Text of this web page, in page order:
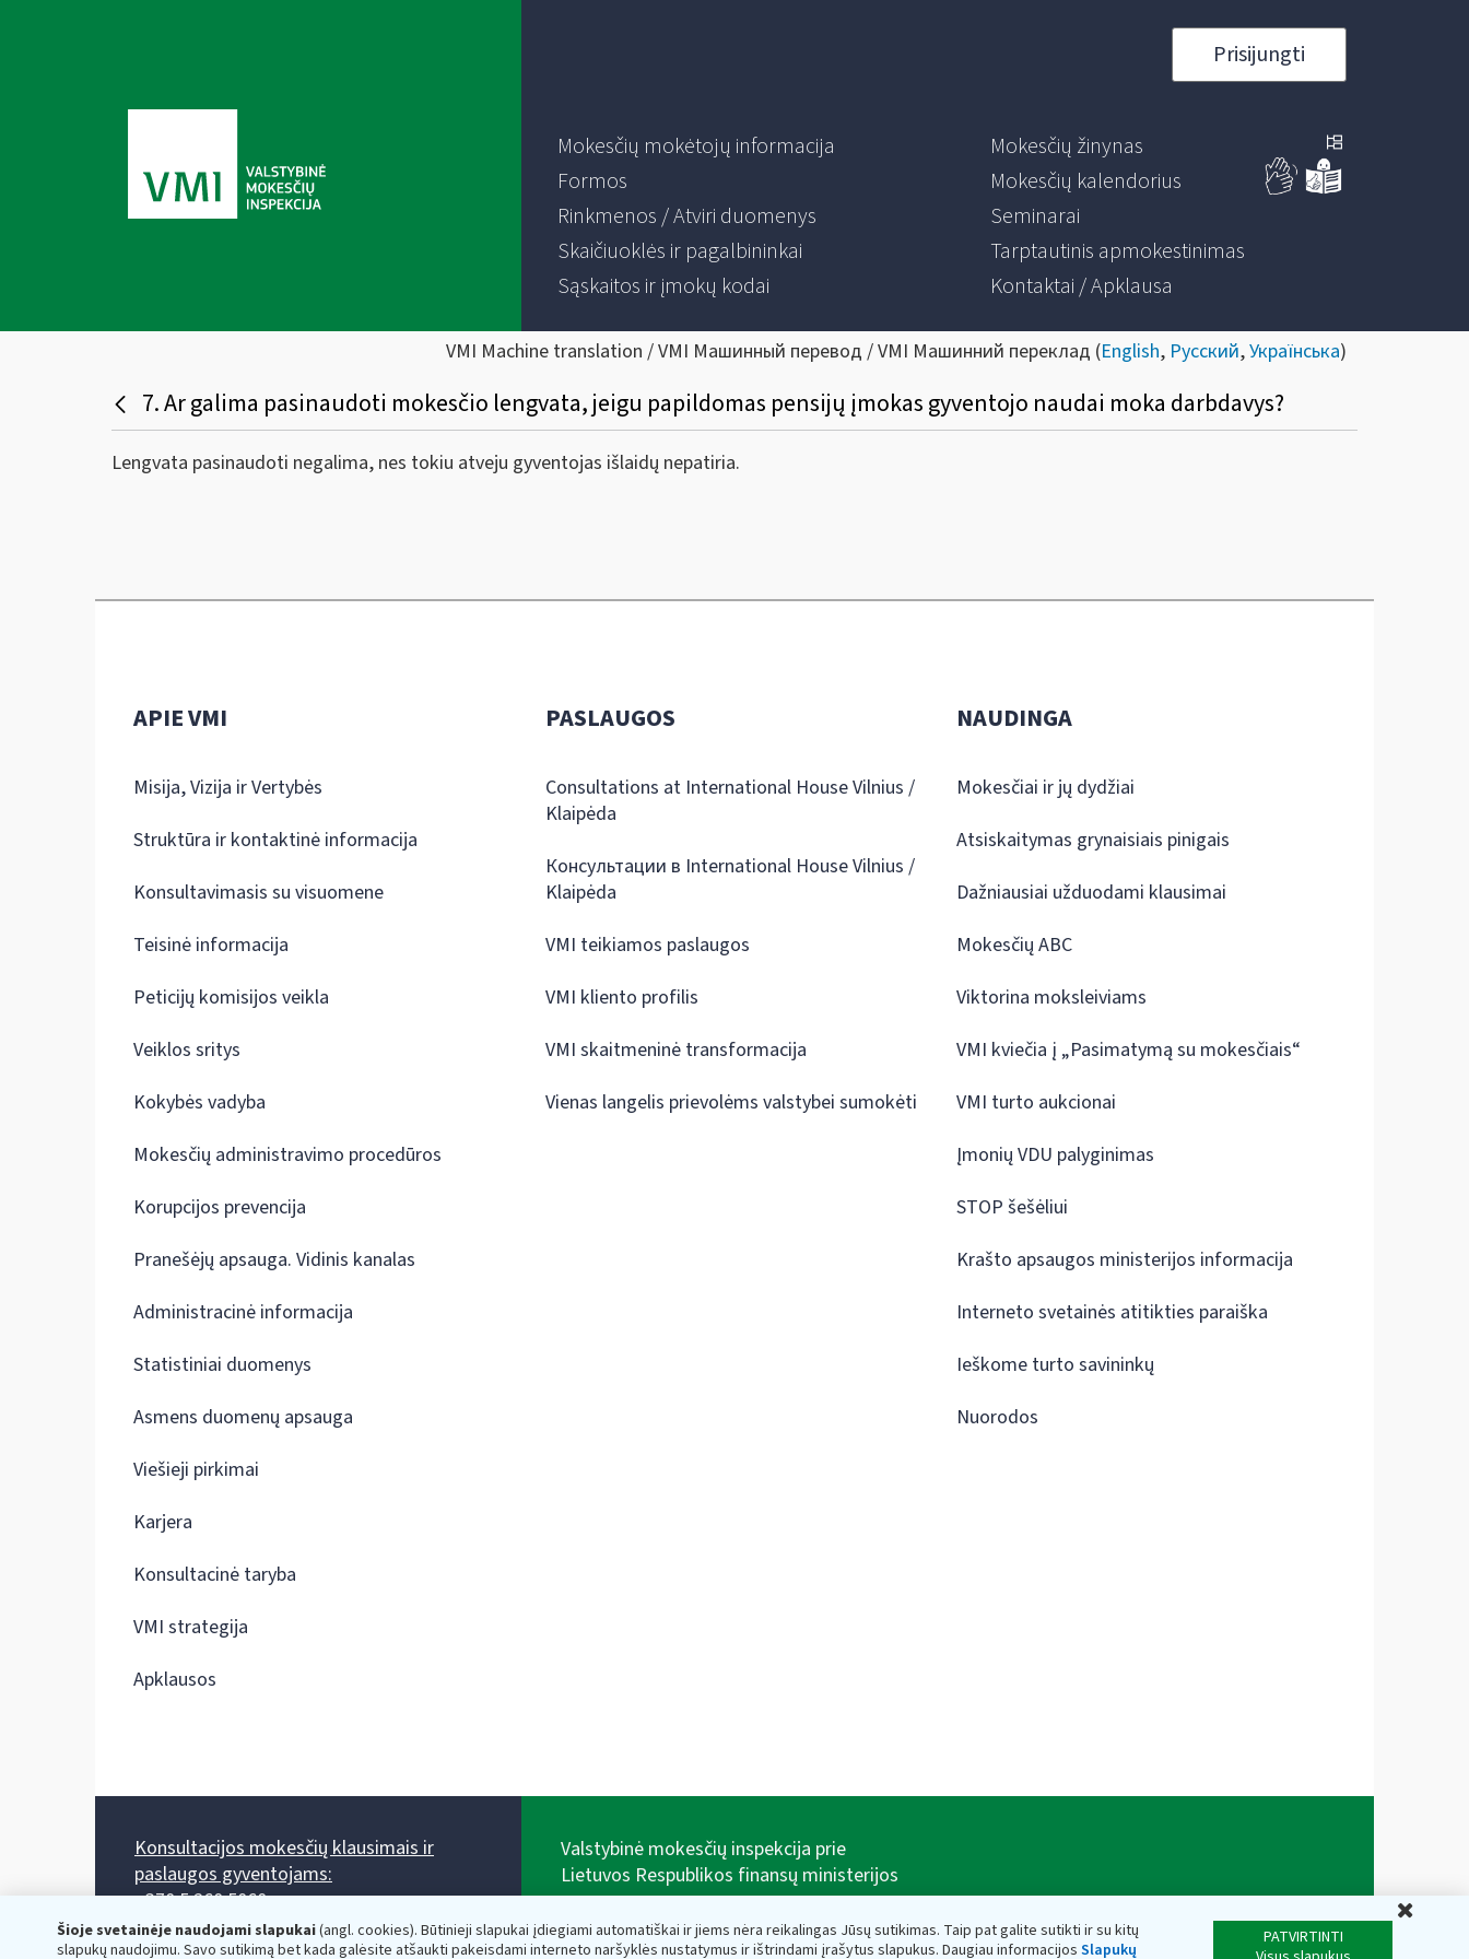
Prisijungti
Mokesčių mokėtojų informacija
Formos
Rinkmenos / Atviri duomenys
Skaičiuoklės ir pagalbininkai
Sąskaitos ir įmokų kodai
Mokesčių žinynas
Mokesčių kalendorius
Seminarai
Tarptautinis apmokestinimas
Kontaktai / Apklausa
VMI Machine translation / VMI Машинный перевод / VMI Машинний переклад (English, Русский,Українська)
7. Ar galima pasinaudoti mokesčio lengvata, jeigu papildomas pensijų įmokas gyventojo naudai moka darbdavys?
Lengvata pasinaudoti negalima, nes tokiu atveju gyventojas išlaidų nepatiria.
Šioje svetainėje naudojami slapukai(angl. cookies). Būtinieji slapukai įdiegiami automatiškai ir jiems nėra reikalingas Jūsų sutikimas. Taip pat galite sutikti ir su kitų
slapukų naudojimu. Savo sutikimą bet kada galėsite atšaukti pakeisdami interneto naršyklės nustatymus ir ištrindami įrašytus slapukus. Daugiau informacijos Slapukų
PATVIRTINTI
APIE VMI
Misija, Vizija ir Vertybės
Struktūra ir kontaktinė informacija
Konsultavimasis su visuomene
Teisinė informacija
Peticijų komisijos veikla
Veiklos sritys
Kokybės vadyba
Mokesčių administravimo procedūros
Korupcijos prevencija
Pranešėjų apsauga. Vidinis kanalas
Administracinė informacija
Statistiniai duomenys
Asmens duomenų apsauga
Viešieji pirkimai
Karjera
Konsultacinė taryba
VMI strategija
Apklausos
PASLAUGOS
Consultations at International House Vilnius /
Klaipėda
Консультации в International House Vilnius /
Klaipėda
VMI teikiamos paslaugos
VMI kliento profilis
VMI skaitmeninė transformacija
Vienas langelis prievolėms valstybei sumokėti
NAUDINGA
Mokesčiai ir jų dydžiai
Atsiskaitymas grynaisiais pinigais
Dažniausiai užduodami klausimai
Mokesčių ABC
Viktorina moksleiviams
VMI kviečia į „Pasimatymą su mokesčiais“
VMI turto aukcionai
Įmonių VDU palyginimas
STOP šešėliui
Krašto apsaugos ministerijos informacija
Interneto svetainės atitikties paraiška
Ieškome turto savininkų
Nuorodos
Konsultacijos mokesčių klausimais ir
paslaugos gyventojams:
+370 5 260 5060
Darbo laikas: I-IV 8.00-17.00, V 8.00-15.45.
Prieššventinę dieną - viena valanda trumpiau.
Valstybinė mokesčių inspekcija prie
Lietuvos Respublikos finansų ministerijos
adresas: Vasario 16-osios g. 14, 01107 Vilnius, Lietuva,
el.paštas:vmi@vmi.lt, E. pristatymo dėžutės adresas